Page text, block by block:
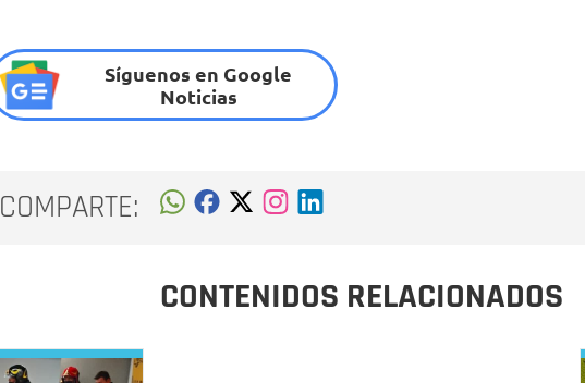
Síguenos en Google
Noticias
COMPARTE:
CONTENIDOS RELACIONADOS